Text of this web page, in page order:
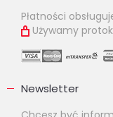
Płatności
Używamy
Newsletter